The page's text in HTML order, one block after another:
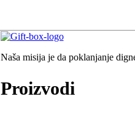
Naša misija je da poklanjanje
Proizvodi